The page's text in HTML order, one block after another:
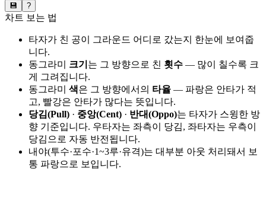
💾 ?
차트 보는 법
타자가 친 공이 그라운드 어디로 갔는지 한눈에 보여줍
니다.
동그라미 크기 는 그 방향으로 친 횟수 — 많이 칠수록 크
게 그려집니다.
동그라미 색은 그 방향에서의 타율 — 파랑은 안타가 적
고, 빨강은 안타가 많다는 뜻입니다.
당김(Pull) · 중앙(Cent) · 반대(Oppo)는 타자가 스윙한 방
향 기준입니다. 우타자는 좌측이 당김, 좌타자는 우측이
당김으로 자동 반전됩니다.
내야(투수·포수·1~3루·유격)는 대부분 아웃 처리돼서 보
통 파랑으로 보입니다.